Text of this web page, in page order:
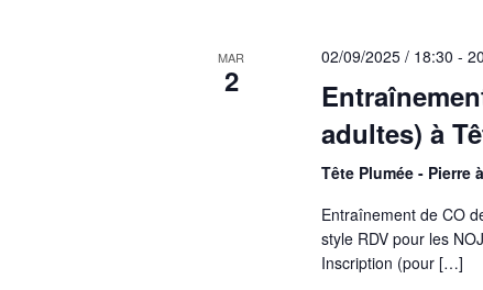
MAR
2
02/09/2025 / 18:30 -
adultes) à
Tête Plumée - Pierre
Entraînement de CO
style RDV pour les
Inscription (pour […]